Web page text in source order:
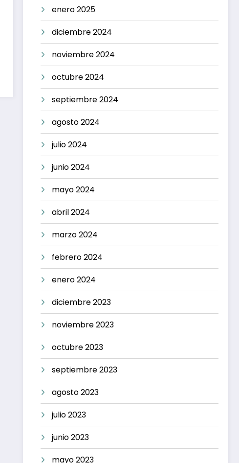
enero 2025
diciembre 2024
noviembre 2024
octubre 2024
septiembre 2024
agosto 2024
julio 2024
junio 2024
mayo 2024
abril 2024
marzo 2024
febrero 2024
enero 2024
diciembre 2023
noviembre 2023
octubre 2023
septiembre 2023
agosto 2023
julio 2023
junio 2023
mayo 2023